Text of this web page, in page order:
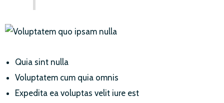
Quia sint nulla
Voluptatem cum quia omnis
Expedita ea voluptas velit iure est